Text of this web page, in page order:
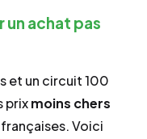
achat pas
et un circuit 100
prixmoins chers
Voici